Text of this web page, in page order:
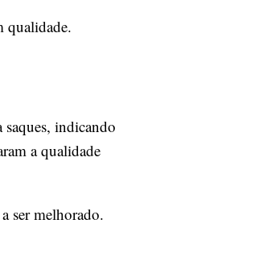
qualidade.
saques, indicando
a qualidade
ser melhorado.